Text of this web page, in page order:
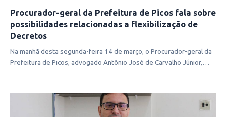
Procurador-geral da Prefeitura de Picos fala sobre
possibilidades relacionadas a flexibilização de
Decretos
Na manhã desta segunda-feira 14 de março, o Procurador-geral da
Prefeitura de Picos, advogado Antônio José de Carvalho Júnior,